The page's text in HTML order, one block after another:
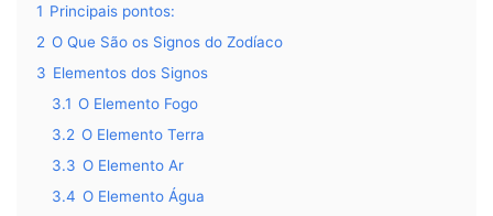
1 Principais pontos:
2 O Que São os Signos do Zodíaco
3 Elementos dos Signos
3.1 O Elemento Fogo
3.2 O Elemento Terra
3.3 O Elemento Ar
3.4 O Elemento Água